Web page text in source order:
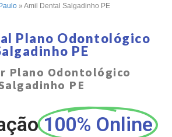
» Amil Dental Salgadinho PE
Plano Odontológico
PE
Plano Odontológico
PE
100% Online